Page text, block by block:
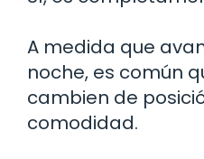
A medida que
noche, es común
cambien de
comodidad.